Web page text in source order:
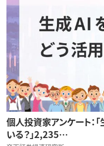
個人投資家アンケート：
いる？」2,235…